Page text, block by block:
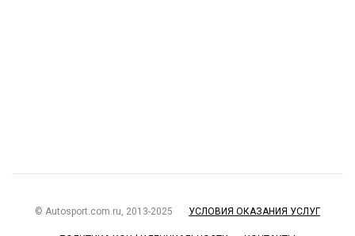
© Autosport.com.ru, 2013-2025 УСЛОВИЯ ОКАЗАНИЯ УСЛУГ